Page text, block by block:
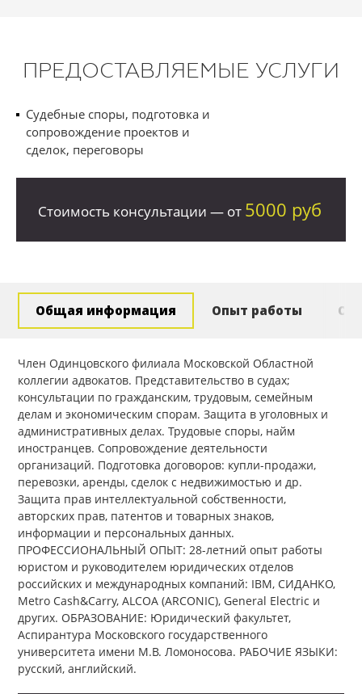
ПРЕДОСТАВЛЯЕМЫЕ УСЛУГИ
Судебные споры, подготовка и
сопровождение проектов и
сделок, переговоры
Стоимость консультации — от 5000 руб
Общая информация Опыт работы
Член Одинцовского филиала Московской Областной
коллегии адвокатов. Представительство в судах;
консультации по гражданским, трудовым, семейным
делам и экономическим спорам. Защита в уголовных и
административных делах. Трудовые споры, найм
иностранцев. Сопровождение деятельности
организаций. Подготовка договоров: купли-продажи,
перевозки, аренды, сделок с недвижимостью и др.
Защита прав интеллектуальной собственности,
авторских прав, патентов и товарных знаков,
информации и персональных данных.
ПРОФЕССИОНАЛЬНЫЙ ОПЫТ: 28-летний опыт работы
юристом и руководителем юридических отделов
российских и международных компаний: IBM, СИДАНКО,
Metro Cash&Сarry, ALCOA (ARCONIC), General Electric и
других. ОБРАЗОВАНИЕ: Юридический факультет,
Аспирантура Московского государственного
университета имени М.В. Ломоносова. РАБОЧИЕ ЯЗЫКИ:
русский, английский.